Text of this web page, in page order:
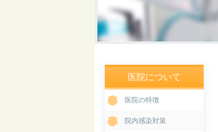
医院について
医院の特徴
院内感染対策